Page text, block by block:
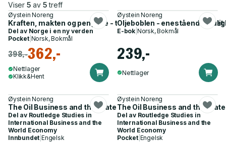
Viser 5 av 5 treff
Øystein Noreng
Kraften, makten og pengene - trusselen mot tillitssamfunnet
Del av Norge i en ny verden
Pocket| Norsk, Bokmål
398,-362,-
Nettlager
Klikk&Hent
Øystein Noreng
Oljeboblen - enestående
E-bok Norsk, Bokmål
239,-
Nettlager
Øystein Noreng
The Oil Business and the State
Del av Routledge Studies in
International Business and the
World Economy
Innbundet |Engelsk
Øystein Noreng
The Oil Business and the State
Del av Routledge Studies in
International Business and the
World Economy
Pocket| Engelsk